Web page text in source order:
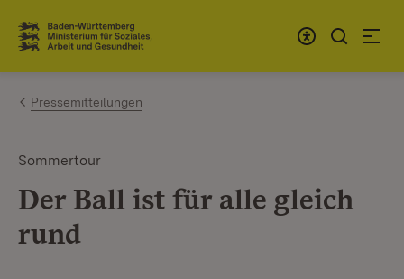
Zum Inhalt springen
Link zur Startseite
Pressemitteilungen
Sommertour
Der Ball ist für alle gleich
rund